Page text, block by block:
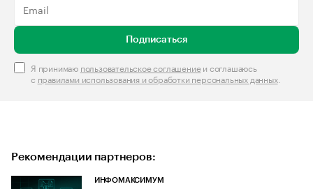
Подписаться
Я принимаю пользовательское соглашениеи соглашаюсь
с правилами использования и обработки персональных данных.
Рекомендации партнеров:
ИНФОМАКСИМУМ